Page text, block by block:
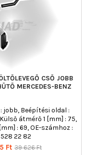
CSŐ JOBB
MERCEDES-BENZ
jobb, Beépítési oldal :
átmérő 1 [mm] : 75,
: 69, OE-számhoz :
528 22 82
Ft Normál
39 626 Ft